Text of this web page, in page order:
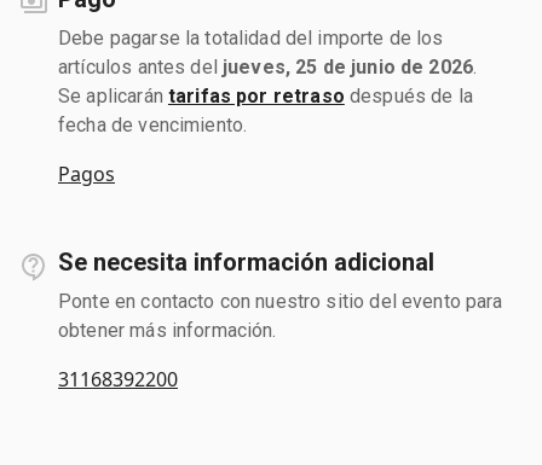
Debe pagarse la totalidad del importe de los
artículos antes del jueves, 25 de junio de 2026
Se aplicarán tarifas por retraso después de la
fecha de vencimiento.
Pagos
Se necesita información adicional
Ponte en contacto con nuestro sitio del evento para
obtener más información.
31168392200